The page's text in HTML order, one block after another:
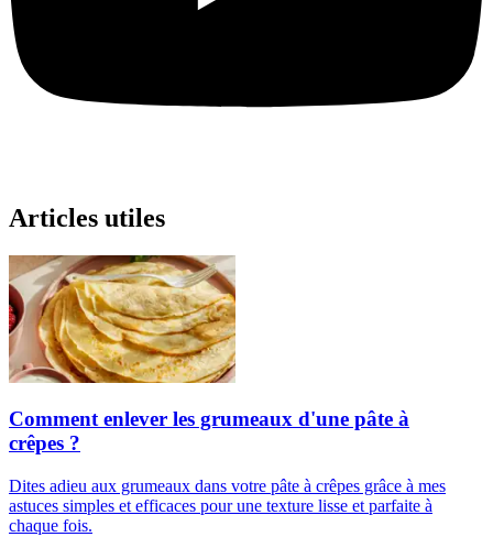
Articles utiles
Comment enlever les grumeaux d'une pâte à
crêpes ?
Dites adieu aux grumeaux dans votre pâte à crêpes grâce à mes
astuces simples et efficaces pour une texture lisse et parfaite à
chaque fois.